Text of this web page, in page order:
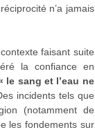
n’a jamais
faisant suite
la confiance en
le sang et l’eau ne
incidents tels que
(notamment de
les fondements sur